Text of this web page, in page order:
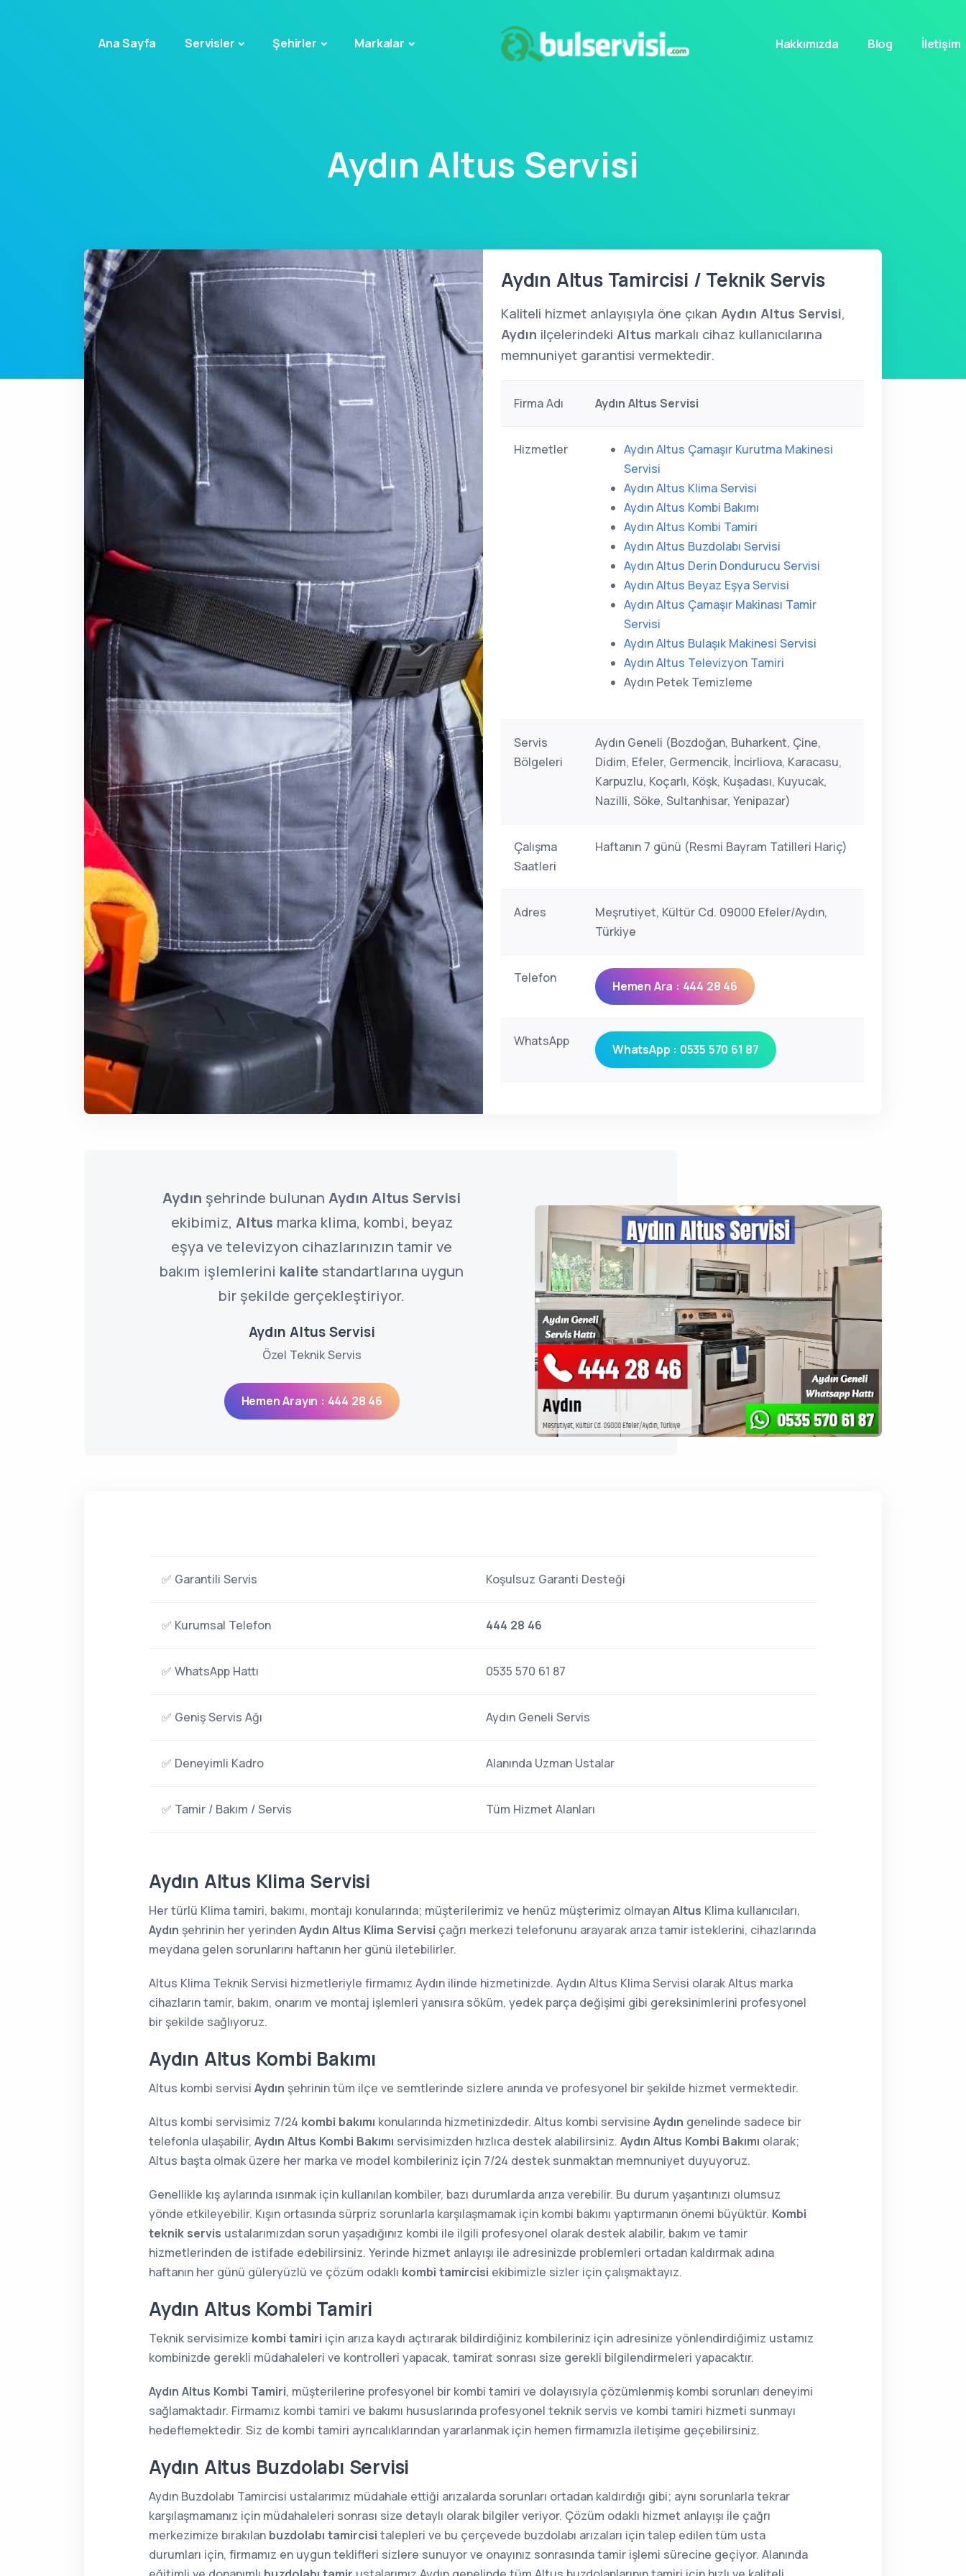
Ana Sayfa Servisler Şehirler Markalar Hakkımızda Blog İletişim
Aydın Altus Servisi
Aydın Altus Tamircisi / Teknik Servis
Kaliteli hizmet anlayışıyla öne çıkan Aydın Altus Servisi,
Aydın ilçelerindeki Altus markalı cihaz kullanıcılarına
memnuniyet garantisi vermektedir.
Firma Adı Aydın Altus Servisi
Hizmetler
Aydın Altus Çamaşır Kurutma Makinesi
Servisi
Aydın Altus Klima Servisi
Aydın Altus Kombi Bakımı
Aydın Altus Kombi Tamiri
Aydın Altus Buzdolabı Servisi
Aydın Altus Derin Dondurucu Servisi
Aydın Altus Beyaz Eşya Servisi
Aydın Altus Çamaşır Makinası Tamir
Servisi
Aydın Altus Bulaşık Makinesi Servisi
Aydın Altus Televizyon Tamiri
Aydın Petek Temizleme
Servis
Bölgeleri
Aydın Geneli (Bozdoğan, Buharkent, Çine,
Didim, Efeler, Germencik, İncirliova, Karacasu,
Karpuzlu, Koçarlı, Köşk, Kuşadası, Kuyucak,
Nazilli, Söke, Sultanhisar, Yenipazar)
Çalışma
Saatleri
Haftanın 7 günü (Resmi Bayram Tatilleri Hariç)
Adres
Meşrutiyet, Kültür Cd. 09000 Efeler/Aydın,
Türkiye
Telefon
Hemen Ara : 444 28 46
WhatsApp
WhatsApp : 0535 570 61 87
Aydın şehrinde bulunanAydın Altus Servisi
ekibimiz, Altus marka klima, kombi, beyaz
eşya ve televizyon cihazlarınızın tamir ve
bakım işlemlerini kalite standartlarına uygun
bir şekilde gerçekleştiriyor.
Aydın Altus Servisi
Özel Teknik Servis
Hemen Arayın : 444 28 46
✅ Garantili Servis Koşulsuz Garanti Desteği
✅ Kurumsal Telefon 444 28 46
✅ WhatsApp Hattı 0535 570 61 87
✅ Geniş Servis Ağı Aydın Geneli Servis
✅ Deneyimli Kadro Alanında Uzman Ustalar
✅ Tamir / Bakım / Servis Tüm Hizmet Alanları
Aydın Altus Klima Servisi
Her türlü Klima tamiri, bakımı, montajı konularında; müşterilerimiz ve henüz müşterimiz olmayanAltus Klima kullanıcıları,
Aydın şehrinin her yerindenAydın Altus Klima Servisi çağrı merkezi telefonunu arayarak arıza tamir isteklerini, cihazlarında
meydana gelen sorunlarını haftanın her günü iletebilirler.
Altus Klima Teknik Servisi hizmetleriyle firmamız Aydın ilinde hizmetinizde. Aydın Altus Klima Servisi olarak Altus marka
cihazların tamir, bakım, onarım ve montaj işlemleri yanısıra söküm, yedek parça değişimi gibi gereksinimlerini profesyonel
bir şekilde sağlıyoruz.
Aydın Altus Kombi Bakımı
Altus kombi servisi Aydın şehrinin tüm ilçe ve semtlerinde sizlere anında ve profesyonel bir şekilde hizmet vermektedir.
Altus kombi servisimiz 7/24 kombi bakımı konularında hizmetinizdedir. Altus kombi servisine Aydın genelinde sadece bir
telefonla ulaşabilir, Aydın Altus Kombi Bakımı servisimizden hızlıca destek alabilirsiniz. Aydın Altus Kombi Bakımı olarak;
Altus başta olmak üzere her marka ve model kombileriniz için 7/24 destek sunmaktan memnuniyet duyuyoruz.
Genellikle kış aylarında ısınmak için kullanılan kombiler, bazı durumlarda arıza verebilir. Bu durum yaşantınızı olumsuz
yönde etkileyebilir. Kışın ortasında sürpriz sorunlarla karşılaşmamak için kombi bakımı yaptırmanın önemi büyüktür. Kombi
teknik servis ustalarımızdan sorun yaşadığınız kombi ile ilgili profesyonel olarak destek alabilir, bakım ve tamir
hizmetlerinden de istifade edebilirsiniz. Yerinde hizmet anlayışı ile adresinizde problemleri ortadan kaldırmak adına
haftanın her günü güleryüzlü ve çözüm odaklı kombi tamircisi ekibimizle sizler için çalışmaktayız.
Aydın Altus Kombi Tamiri
Teknik servisimize kombi tamiri için arıza kaydı açtırarak bildirdiğiniz kombileriniz için adresinize yönlendirdiğimiz ustamız
kombinizde gerekli müdahaleleri ve kontrolleri yapacak, tamirat sonrası size gerekli bilgilendirmeleri yapacaktır.
Aydın Altus Kombi Tamiri, müşterilerine profesyonel bir kombi tamiri ve dolayısıyla çözümlenmiş kombi sorunları deneyimi
sağlamaktadır. Firmamız kombi tamiri ve bakımı hususlarında profesyonel teknik servis ve kombi tamiri hizmeti sunmayı
hedeflemektedir. Siz de kombi tamiri ayrıcalıklarından yararlanmak için hemen firmamızla iletişime geçebilirsiniz.
Aydın Altus Buzdolabı Servisi
Aydın Buzdolabı Tamircisi ustalarımız müdahale ettiği arızalarda sorunları ortadan kaldırdığı gibi; aynı sorunlarla tekrar
karşılaşmamanız için müdahaleleri sonrası size detaylı olarak bilgiler veriyor. Çözüm odaklı hizmet anlayışı ile çağrı
merkezimize bırakılan buzdolabı tamircisi talepleri ve bu çerçevede buzdolabı arızaları için talep edilen tüm usta
durumları için, firmamız en uygun teklifleri sizlere sunuyor ve onayınız sonrasında tamir işlemi sürecine geçiyor. Alanında